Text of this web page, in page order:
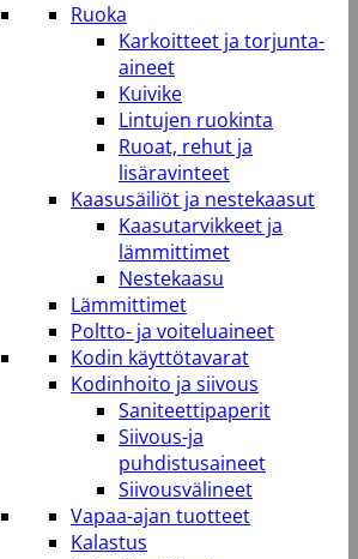
Ruoka
Karkoitteet ja torjunta-
aineet
Kuivike
Lintujen ruokinta
Ruoat, rehut ja
lisäravinteet
Kaasusäiliöt ja nestekaasut
Kaasutarvikkeet ja
lämmittimet
Nestekaasu
Lämmittimet
Poltto- ja voiteluaineet
Kodin käyttötavarat
Kodinhoito ja siivous
Saniteettipaperit
Siivous-ja
puhdistusaineet
Siivousvälineet
Vapaa-ajan tuotteet
Kalastus